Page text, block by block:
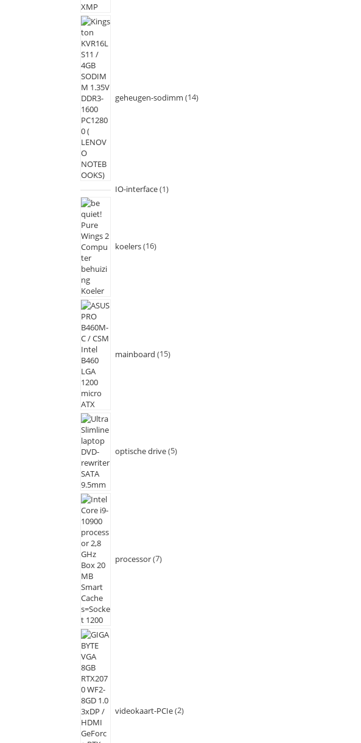
geheugen-sodimm 14
IO-interface 1
koelers 16
mainboard 15
optische drive 5
processor 7
videokaart-PCIe 2